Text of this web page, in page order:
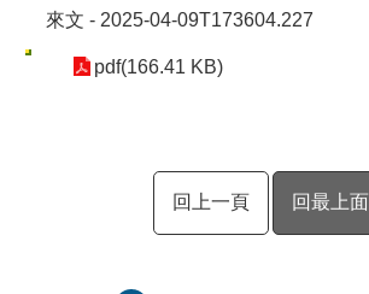
來文 - 2025-04-09T173604.227
pdf(166.41 KB)
回上一頁 回最上面